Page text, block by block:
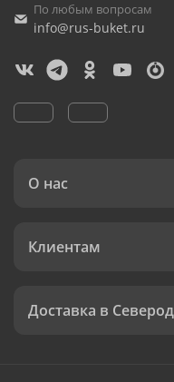
По любым вопросам
info@rus-buket.ru
О нас
Клиентам
Доставка в